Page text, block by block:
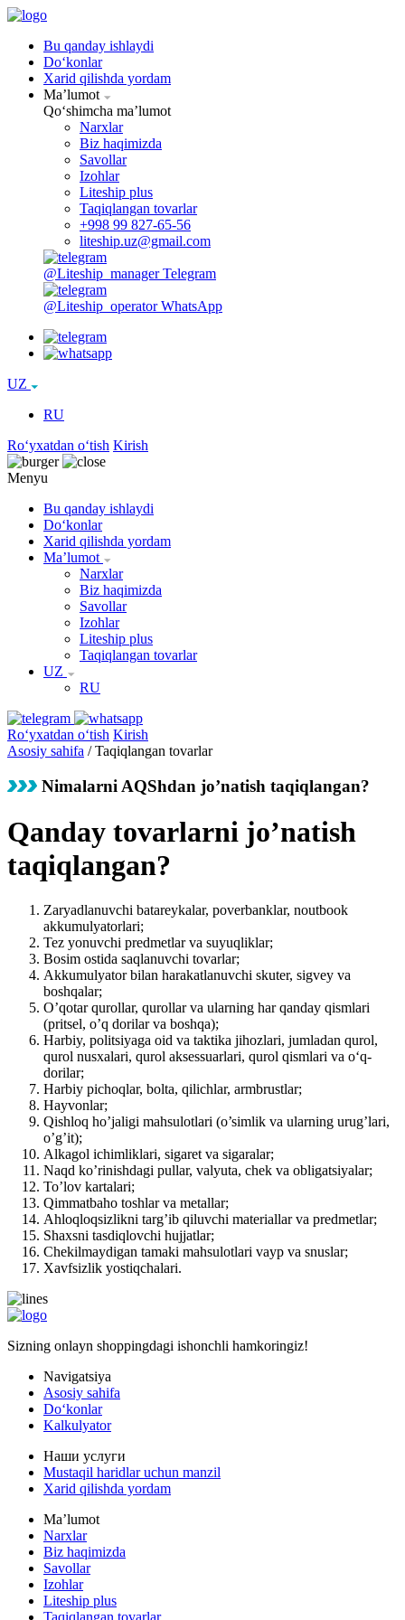
Bu qanday ishlaydi
Doʻkonlar
Xarid qilishda yordam
Maʼlumot
Qoʻshimcha maʼlumot
Narxlar
Biz haqimizda
Savollar
Izohlar
Liteship plus
Taqiqlangan tovarlar
+998 99 827-65-56
liteship.uz@gmail.com
@Liteship_manager Telegram
@Liteship_operator WhatsApp
UZ
RU
Roʻyxatdan oʻtish Kirish
Menyu
Bu qanday ishlaydi
Doʻkonlar
Xarid qilishda yordam
Maʼlumot
Narxlar
Biz haqimizda
Savollar
Izohlar
Liteship plus
Taqiqlangan tovarlar
UZ
RU
Roʻyxatdan oʻtish Kirish
Asosiy sahifa / Taqiqlangan tovarlar
Nimalarni AQShdan jo’natish taqiqlangan?
Qanday tovarlarni jo’natish
taqiqlangan?
Zaryadlanuvchi batareykalar, poverbanklar, noutbook
akkumulyatorlari;
Tez yonuvchi predmetlar va suyuqliklar;
Bosim ostida saqlanuvchi tovarlar;
Akkumulyator bilan harakatlanuvchi skuter, sigvey va
boshqalar;
O’qotar qurollar, qurollar va ularning har qanday qismlari
(pritsel, o’q dorilar va boshqa);
Harbiy, politsiyaga oid va taktika jihozlari, jumladan qurol,
qurol nusxalari, qurol aksessuarlari, qurol qismlari va o‘q-
dorilar;
Harbiy pichoqlar, bolta, qilichlar, armbrustlar;
Hayvonlar;
Qishloq ho’jaligi mahsulotlari (o’simlik va ularning urug’lari,
o’g’it);
Alkagol ichimliklari, sigaret va sigaralar;
Naqd ko’rinishdagi pullar, valyuta, chek va obligatsiyalar;
To’lov kartalari;
Qimmatbaho toshlar va metallar;
Ahloqloqsizlikni targ’ib qiluvchi materiallar va predmetlar;
Shaxsni tasdiqlovchi hujjatlar;
Chekilmaydigan tamaki mahsulotlari vayp va snuslar;
Xavfsizlik yostiqchalari.
Sizning onlayn shoppingdagi ishonchli hamkoringiz!
Navigatsiya
Asosiy sahifa
Doʻkonlar
Kalkulyator
Наши услуги
Mustaqil haridlar uchun manzil
Xarid qilishda yordam
Maʼlumot
Narxlar
Biz haqimizda
Savollar
Izohlar
Liteship plus
Taqiqlangan tovarlar